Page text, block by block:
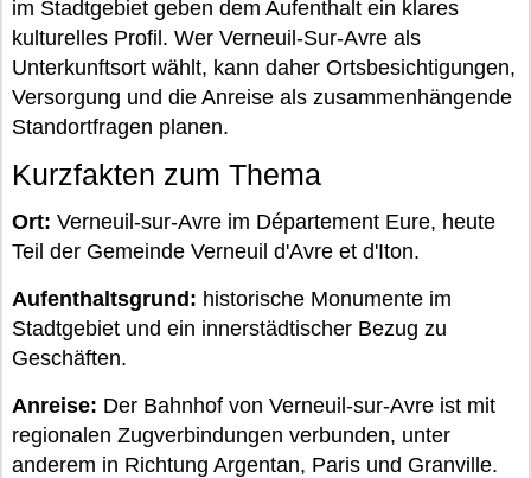
im Stadtgebiet geben dem Aufenthalt ein klares
kulturelles Profil. Wer Verneuil-Sur-Avre als
Unterkunftsort wählt, kann daher Ortsbesichtigungen,
Versorgung und die Anreise als zusammenhängende
Standortfragen planen.
Kurzfakten zum Thema
Ort: Verneuil-sur-Avre im Département Eure, heute
Teil der Gemeinde Verneuil d'Avre et d'Iton.
Aufenthaltsgrund: historische Monumente im
Stadtgebiet und ein innerstädtischer Bezug zu
Geschäften.
Anreise: Der Bahnhof von Verneuil-sur-Avre ist mit
regionalen Zugverbindungen verbunden, unter
anderem in Richtung Argentan, Paris und Granville.